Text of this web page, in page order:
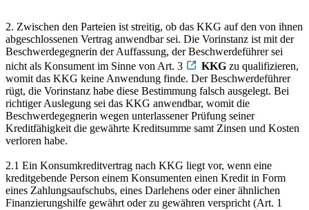
2. Zwischen den Parteien ist streitig, ob das KKG auf den von ihnen
abgeschlossenen Vertrag anwendbar sei. Die Vorinstanz ist mit der
Beschwerdegegnerin der Auffassung, der Beschwerdeführer sei
nicht als Konsument im Sinne von Art. 3
KKG zu qualifizieren,
womit das KKG keine Anwendung finde. Der Beschwerdeführer
rügt, die Vorinstanz habe diese Bestimmung falsch ausgelegt. Bei
richtiger Auslegung sei das KKG anwendbar, womit die
Beschwerdegegnerin wegen unterlassener Prüfung seiner
Kreditfähigkeit die gewährte Kreditsumme samt Zinsen und Kosten
verloren habe.
2.1 Ein Konsumkreditvertrag nach KKG liegt vor, wenn eine
kreditgebende Person einem Konsumenten einen Kredit in Form
eines Zahlungsaufschubs, eines Darlehens oder einer ähnlichen
Finanzierungshilfe gewährt oder zu gewähren verspricht (Art. 1